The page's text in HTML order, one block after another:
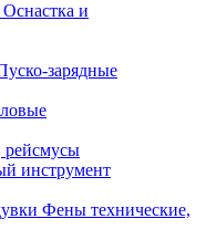
Оснастка и
зарядные
рейсмусы
инструмент
Фены технические,